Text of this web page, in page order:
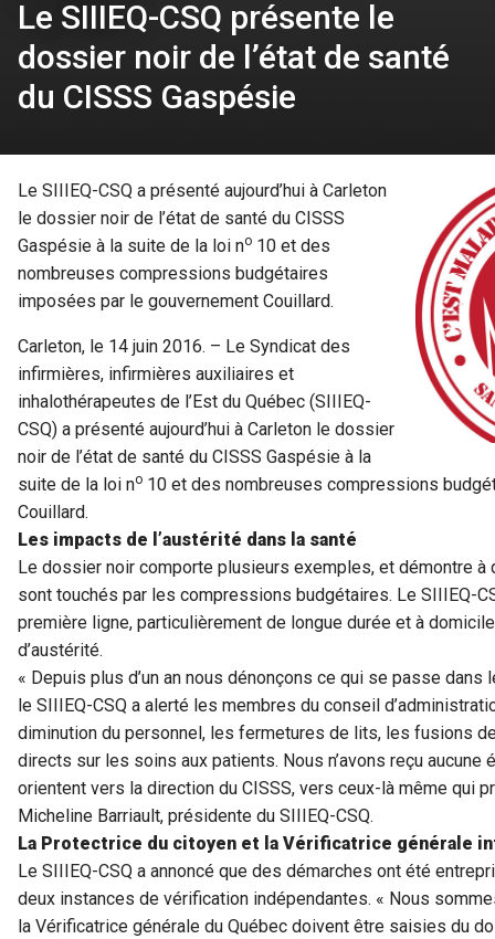
Le SIIIEQ-CSQ présente le
dossier noir de l’état de santé
du CISSS Gaspésie
Le SIIIEQ-CSQ a présenté aujourd’hui à Carleton
le dossier noir de l’état de santé du CISSS
Gaspésie à la suite de la loi no 10 et des
nombreuses compressions budgétaires
imposées par le gouvernement Couillard.
Carleton, le 14 juin 2016. – Le Syndicat des
infirmières, infirmières auxiliaires et
inhalothérapeutes de l’Est du Québec (SIIIEQ-
CSQ) a présenté aujourd’hui à Carleton le dossier
noir de l’état de santé du CISSS Gaspésie à la
suite de la loi no 10 et des nombreuses compressions
Couillard.
Les impacts de l’austérité dans la santé
Le dossier noir comporte plusieurs exemples, et démontre
sont touchés par les compressions budgétaires. Le SIIIEQ-
première ligne, particulièrement de longue durée et à
d’austérité.
« Depuis plus d’un an nous dénonçons ce qui se passe
le SIIIEQ-CSQ a alerté les membres du conseil
diminution du personnel, les fermetures de lits, les fusions
directs sur les soins aux patients. Nous n’avons reçu aucune
orientent vers la direction du CISSS, vers ceux-là même qui
Micheline Barriault, présidente du SIIIEQ-CSQ.
La Protectrice du citoyen et la Vérificatrice générale
Le SIIIEQ-CSQ a annoncé que des démarches ont été
deux instances de vérification indépendantes. « Nous
la Vérificatrice générale du Québec doivent être saisies du